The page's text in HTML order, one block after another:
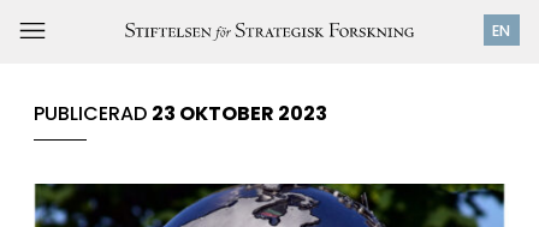
till
innehåll
EN
PUBLICERAD 23 OKTOBER 2023